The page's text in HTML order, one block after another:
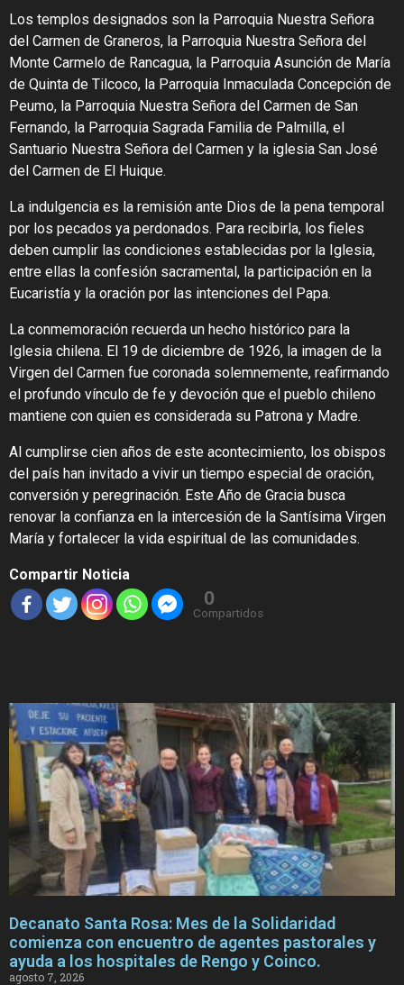
Los templos designados son la Parroquia Nuestra Señora
del Carmen de Graneros, la Parroquia Nuestra Señora del
Monte Carmelo de Rancagua, la Parroquia Asunción de María
de Quinta de Tilcoco, la Parroquia Inmaculada Concepción de
Peumo, la Parroquia Nuestra Señora del Carmen de San
Fernando, la Parroquia Sagrada Familia de Palmilla, el
Santuario Nuestra Señora del Carmen y la iglesia San José
del Carmen de El Huique.
La indulgencia es la remisión ante Dios de la pena temporal
por los pecados ya perdonados. Para recibirla, los fieles
deben cumplir las condiciones establecidas por la Iglesia,
entre ellas la confesión sacramental, la participación en la
Eucaristía y la oración por las intenciones del Papa.
La conmemoración recuerda un hecho histórico para la
Iglesia chilena. El 19 de diciembre de 1926, la imagen de la
Virgen del Carmen fue coronada solemnemente, reafirmando
el profundo vínculo de fe y devoción que el pueblo chileno
mantiene con quien es considerada su Patrona y Madre.
Al cumplirse cien años de este acontecimiento, los obispos
del país han invitado a vivir un tiempo especial de oración,
conversión y peregrinación. Este Año de Gracia busca
renovar la confianza en la intercesión de la Santísima Virgen
María y fortalecer la vida espiritual de las comunidades.
Compartir Noticia
0
Compartidos
Decanato Santa Rosa: Mes de la Solidaridad
comienza con encuentro de agentes pastorales y
ayuda a los hospitales de Rengo y Coinco.
agosto 7, 2026